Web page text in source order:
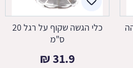
כלי הגשה שקוף על רגל 20
ס"מ
31.9
₪